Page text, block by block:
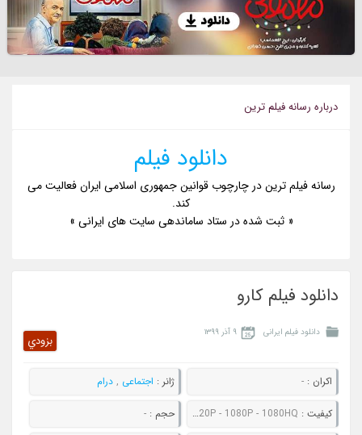
درباره رسانه فيلم ترين
دانلود فیلم
رسانه فیلم ترین در چارچوب قوانین جمهوری اسلامی ایران فعالیت می
کند.
« ثبت شده در ستاد ساماندهی سایت های ایرانی »
دانلود فیلم کارو
دانلود فیلم ایرانی ۹ آذر ۱۳۹۹
بزودي
اکران :- ژانر : اجتماعی , درام
کيفيت : 480P - 720P - 1080P - 1080HQ حجم : -